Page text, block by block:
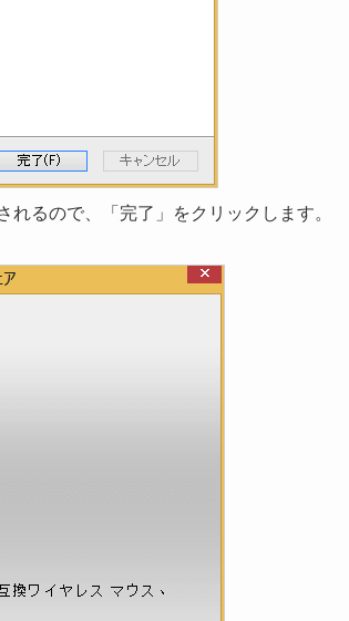
るので、「完了」をクリックします。